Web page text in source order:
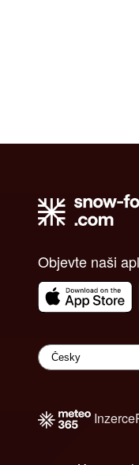
Objevte naši
Inzerce